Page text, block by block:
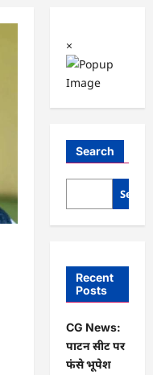
×
Search
Recent
Posts
CG News:
पाटन सीट पर
फंसे भूपेश